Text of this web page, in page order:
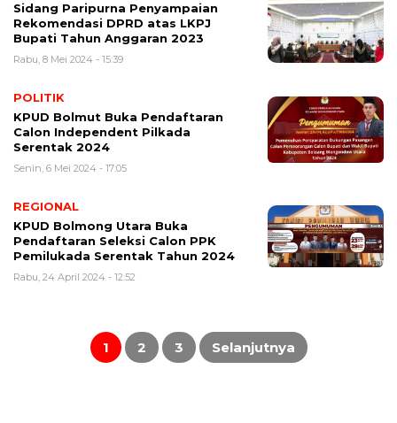
Sidang Paripurna Penyampaian
Rekomendasi DPRD atas LKPJ
Bupati Tahun Anggaran 2023
Rabu, 8 Mei 2024 - 15:39
POLITIK
KPUD Bolmut Buka Pendaftaran
Calon Independent Pilkada
Serentak 2024
Senin, 6 Mei 2024 - 17:05
REGIONAL
KPUD Bolmong Utara Buka
Pendaftaran Seleksi Calon PPK
Pemilukada Serentak Tahun 2024
Rabu, 24 April 2024 - 12:52
Paginasi
1 2 3 Selanjutnya